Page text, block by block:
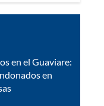
en el Guaviare:
en